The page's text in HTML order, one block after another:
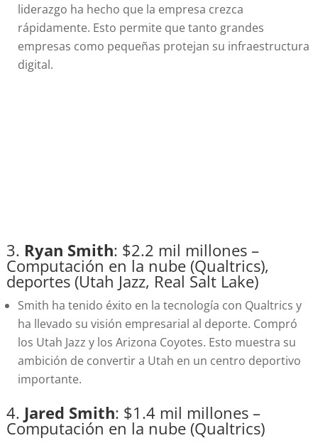
liderazgo ha hecho que la empresa crezca
rápidamente. Esto permite que tanto grandes
empresas como pequeñas protejan su infraestructura
digital.
3. Ryan Smith: $2.2 mil millones –
Computación en la nube (Qualtrics),
deportes (Utah Jazz, Real Salt Lake)
Smith ha tenido éxito en la tecnología con Qualtrics y
ha llevado su visión empresarial al deporte. Compró
los Utah Jazz y los Arizona Coyotes. Esto muestra su
ambición de convertir a Utah en un centro deportivo
importante.
4. Jared Smith: $1.4 mil millones –
Computación en la nube (Qualtrics)